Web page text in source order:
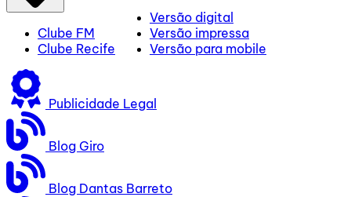
Clube FM
Clube Recife
Versão digital
Versão impressa
Versão para mobile
Publicidade Legal
Blog Giro
Blog Dantas Barreto